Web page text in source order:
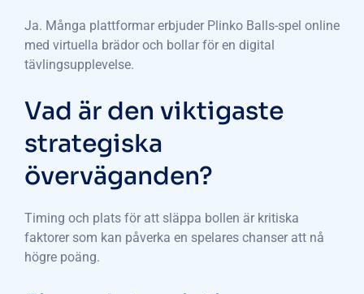
Ja. Många plattformar erbjuder Plinko Balls-spel online
med virtuella brädor och bollar för en digital
tävlingsupplevelse.
Vad är den viktigaste
strategiska
överväganden?
Timing och plats för att släppa bollen är kritiska
faktorer som kan påverka en spelares chanser att nå
högre poäng.